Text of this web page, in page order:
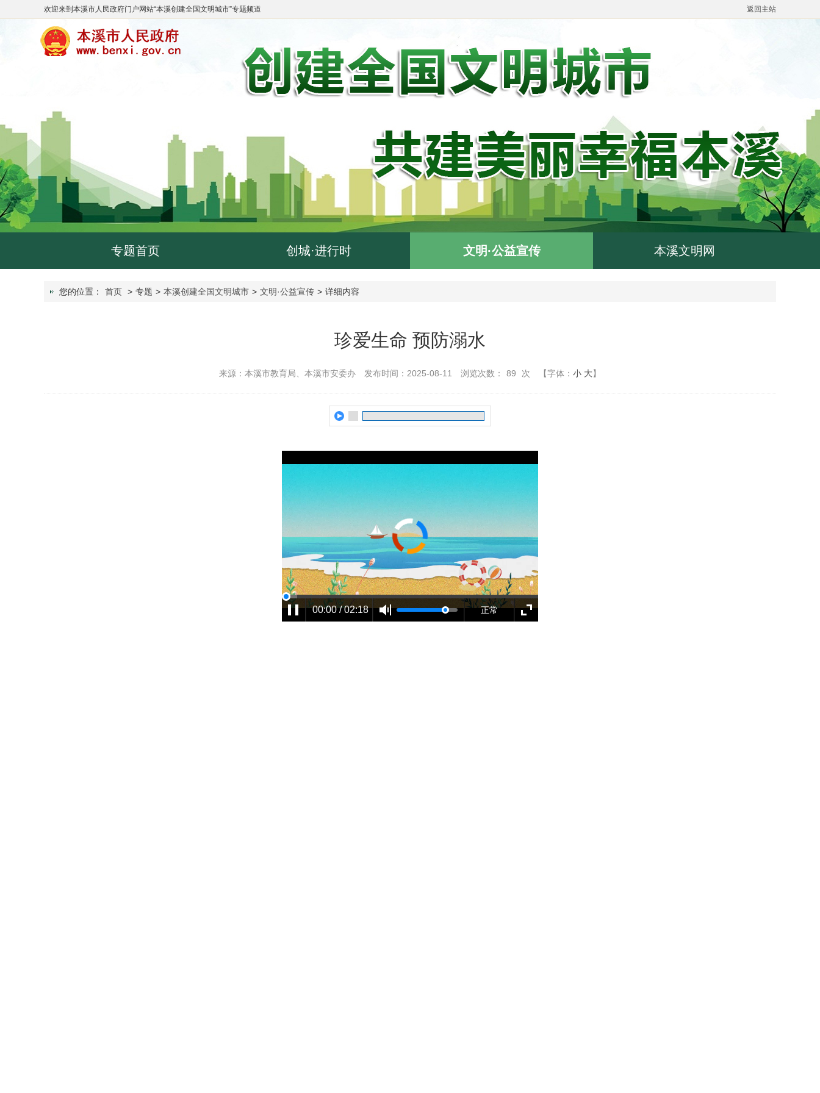
欢迎来到 本溪市人民政府门户网站“本溪创建全国文明城市”专题频道 返回主站
专题首页 创城·进行时 文明·公益宣传 本溪文明网
您的位置： 首页 > 专题 > 本溪创建全国文明城市 > 文明·公益宣传 > 详细内容
珍爱生命 预防溺水
来源：本溪市教育局、本溪市安委办 发布时间：2025-08-11 浏览次数： 89 次 【字体： 小 大】
00:00 / 02:18 正常